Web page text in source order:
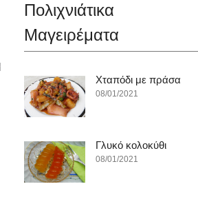
Πολιχνιάτικα
Mαγειρέματα
Χταπόδι με πράσα
08/01/2021
Γλυκό κολοκύθι
08/01/2021